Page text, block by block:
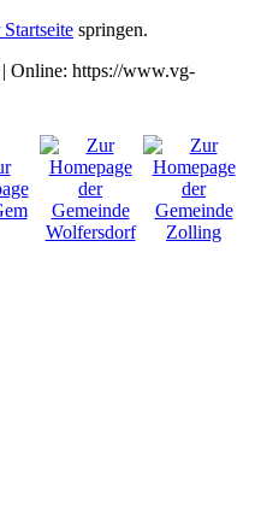
springen.
| Online: https://www.vg-